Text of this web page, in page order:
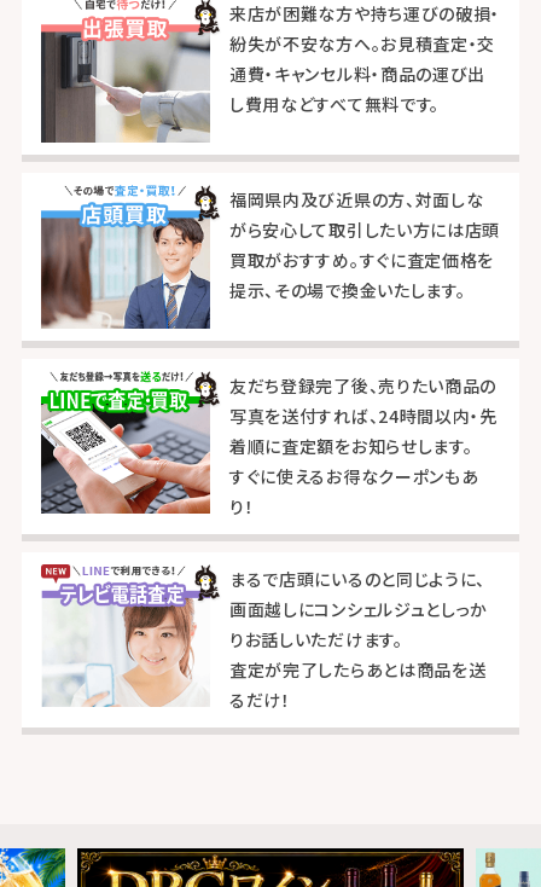
来店が困難な方や持ち運びの破損・
紛失が不安な方へ。お見積査定・交
通費・キャンセル料・商品の運び出
し費用などすべて無料です。
福岡県内及び近県の方、対面しな
がら安心して取引したい方には店頭
買取がおすすめ。すぐに査定価格を
提示、その場で換金いたします。
友だち登録完了後、売りたい商品の
写真を送付すれば、24時間以内・先
着順に査定額をお知らせします。
すぐに使えるお得なクーポンもあ
り！
まるで店頭にいるのと同じように、
画面越しにコンシェルジュとしっか
りお話しいただけます。
査定が完了したらあとは商品を送
るだけ！